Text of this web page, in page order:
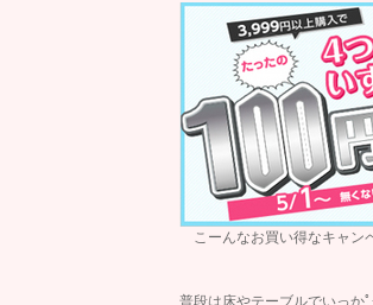
こーんなお買い得なキャン
普段は床やテーブルでいっか